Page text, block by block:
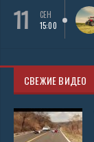
11
СЕН
15:00
СВЕЖИЕ ВИДЕО